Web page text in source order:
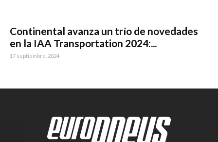
Continental avanza un trío de novedades
en la IAA Transportation 2024:...
17 septiembre, 2024